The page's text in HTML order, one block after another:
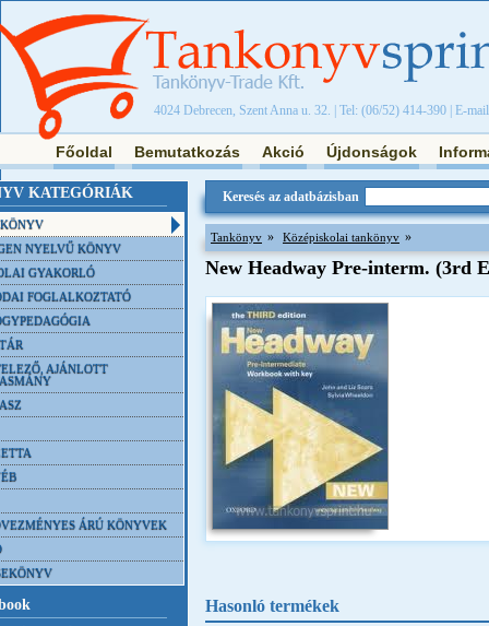
4024 Debrecen, Szent Anna u. 32. | Tel: (06/52) 414-390 | E-
Főoldal Bemutatkozás Akció Újdonságok
KATEGÓRIÁK
NYELVŰ KÖNYV
GYAKORLÓ
FOGLALKOZTATÓ
AJÁNLOTT
ÁRÚ KÖNYVEK
Keresés az adatbázisban
Tankönyv » Középiskolai tankönyv »
New Headway Pre-interm. (3rd
Hasonló termékek